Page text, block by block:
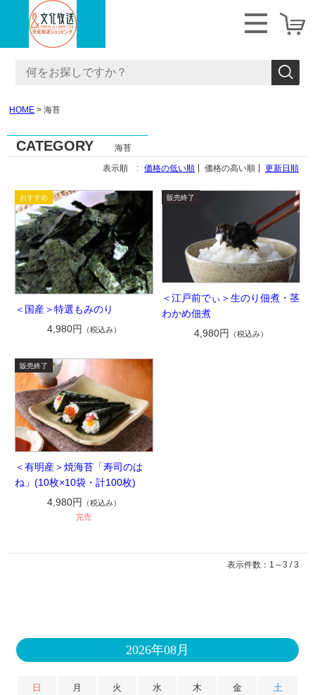
HOME 海苔
CATEGORY 海苔
表示順 : 価格の低い順 価格の高い順 更新日順
＜国産＞特選もみのり
4,980円
（税込み）
＜江戸前でぃ＞生のり佃煮・茎
わかめ佃煮
4,980円
（税込み）
＜有明産＞焼海苔「寿司のは
ね」(10枚×10袋・計100枚)
4,980円 （税込み）
完売
表示件数：1～3 / 3
2026年08月
日 月 火 水 木 金 土